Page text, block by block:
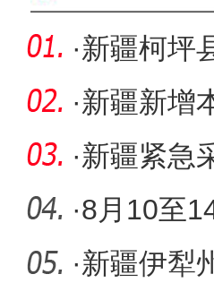
·新疆柯坪
牧民增收
·新疆新增
感染者2
·新疆紧急
夫定片投
·8月10至
辆 运输物
·新疆伊犁